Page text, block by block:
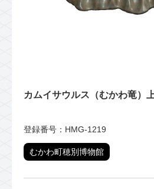
カムイサウルス（むかわ竜）
登録番号：HMG-1219
むかわ町穂別博物館